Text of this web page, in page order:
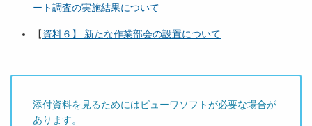
ート調査の実施結果について
【資料６】 新たな作業部会の設置について
添付資料を見るためにはビューワソフトが必要な場合が
あります。